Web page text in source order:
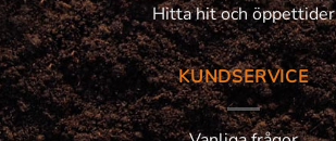
Hitta hit och öppettider
KUNDSERVICE